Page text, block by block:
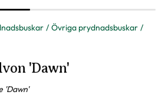
Övriga prydnadsbuskar
'Dawn'
'Dawn'